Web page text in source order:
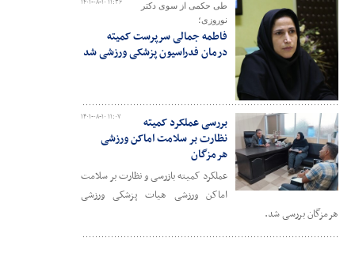
۱۴۰۱-۰۸-۱۰ ۱۱:۳۶
طی حکمی از سوی دکتر
نوروزی؛
فاطمه جمالی سرپرست کمیته
درمان فدراسیون پزشکی ورزشی شد
۱۴۰۱-۰۸-۱۰ ۱۱:۰۷
بررسی عملکرد کمیته
نظارت بر سلامت اماکن ورزشی
هرمزگان
عملکرد کمیته بازرسی و نظارت بر سلامت
اماکن ورزشی هیات پزشکی ورزشی
هرمزگان بررسی شد.